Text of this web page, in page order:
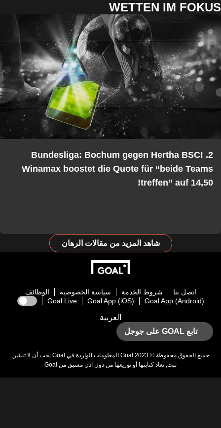
WETTEN IM
2. Bundesliga: Bochum gegen Hertha BSC!
Winamax boostet die Quote für “beide
treffen” auf
شاهد المزيد من مقالات الرهان
اتصل بنا شروط الخدمة سياسة الخصوصية
الوظائف
Goal App (Android)
Goal App (iOS)
Goal Live
العربية
الحقوق محفوظة © 2023 Goalالمعلومات الواردة فيGoal يجب أن لا تنشر,
تبث, تعاد كتابتها أو توزيعها من دون اذن مسبق منGoal